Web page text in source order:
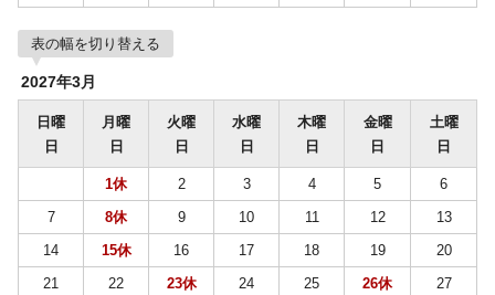
表の幅を切り替える
2027年3月
日曜
日
月曜
日
火曜
日
水曜
日
木曜
日
金曜
日
土曜
日
1休 2 3 4 5
6
7
8休 9 10 11 12
13
14
15休 16 17 18 19
20
21
22 23休 24 25 26休
27